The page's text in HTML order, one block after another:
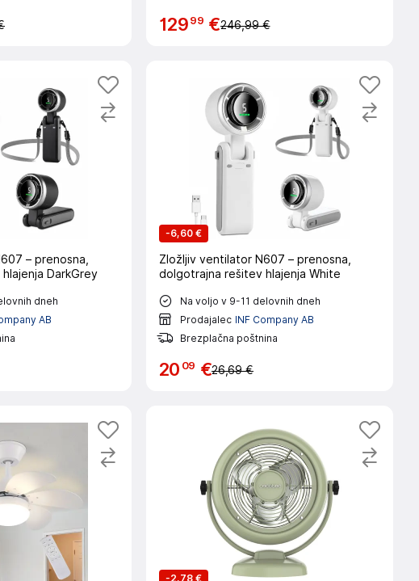
12999 €246,99 €
– prenosna,
DarkGrey
dneh
AB
-6,60 €
Zložljiv ventilator N607 – prenosna,
dolgotrajna rešitev hlajenja White
Na voljo v 9-11 delovnih dneh
Prodajalec INF Company AB
Brezplačna poštnina
20 09 €26,69 €
-2,78 €